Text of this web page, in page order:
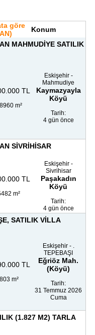
göre
Konum
MAHMUDİYE SATILIK
TL
m²
Eskişehir -
Mahmudiye
Kaymazyayla
Köyü
Tarih:
4 gün önce
SİVRİHİSAR
TL
m²
Eskişehir -
Sivrihisar
Paşakadın
Köyü
Tarih:
4 gün önce
SATILIK VİLLA
TL
803 m²
Eskişehir - .
TEPEBAŞI
Eğriöz Mah.
(Köyü)
Tarih:
31 Temmuz 2026
Cuma
(1.827 M2) TARLA